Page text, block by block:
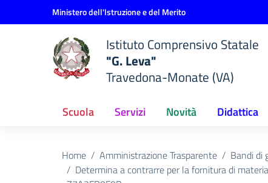
Vai ai contenuti
Vai al menu di navigazioneMinistero dell'Istruzione e del Merito
Istituto Comprensivo Statale
"G. Leva"
Travedona-Monate (VA)
Scuola Servizi Novità Didattica
Home Amministrazione Trasparente
Bandi di
Determina a contrarre per la fornitura di